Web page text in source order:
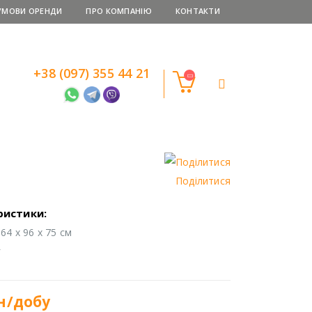
ОРЕНДИ ПРО КОМПАНІЮ КОНТАКТИ
+38 (097) 355 44 21
Поділитися
х 96 х 75 см
добу